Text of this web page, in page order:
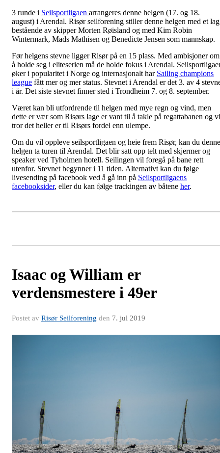
3 runde i Seilsportligaen arrangeres denne helgen (17. og 18.
august) i Arendal. Risør seilforening stiller denne helgen med et lag
bestående av skipper Morten Røisland og med Kim Robin
Wintermark, Mads Mathisen og Benedicte Jensen som mannskap.
Før helgens stevne ligger Risør på en 15 plass. Med ambisjoner om
å holde seg i eliteserien må de holde fokus i Arendal.
øker i popularitet i Norge og internasjonalt har Sailing champions
league fått mer og mer status. Stevnet i Arendal er det 3. av 4
i år. Det siste stevnet finner sted i Trondheim 7. og 8. september.
Været kan bli utfordrende til helgen med mye regn og vind, men
dette er vær som Risørs lage er vant til å takle på regattabanen og vi
tror det heller er til Risørs fordel enn ulempe.
Om du vil oppleve seilsportligaen og heie frem Risør, kan du denne
helgen ta turen til Arendal. Det blir satt opp telt med skjermer og
speaker ved Tyholmen hotell. Seilingen vil foregå på bane rett
utenfor. Stevnet begynner i 11 tiden. Alternativt kan du følge
livesending på facebook ved å gå inn på Seilsportligaens
facebooksider, eller du kan følge trackingen av båtene her.
Isaac og William er
verdensmestere i 49er
Postet av Risør Seilforening den 7. jul 2019